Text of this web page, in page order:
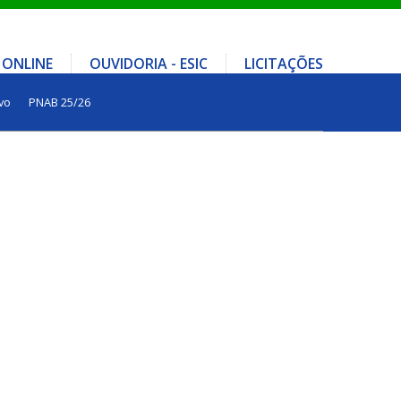
OUVIDORIA - ESIC LICITAÇÕES
PNAB 25/26